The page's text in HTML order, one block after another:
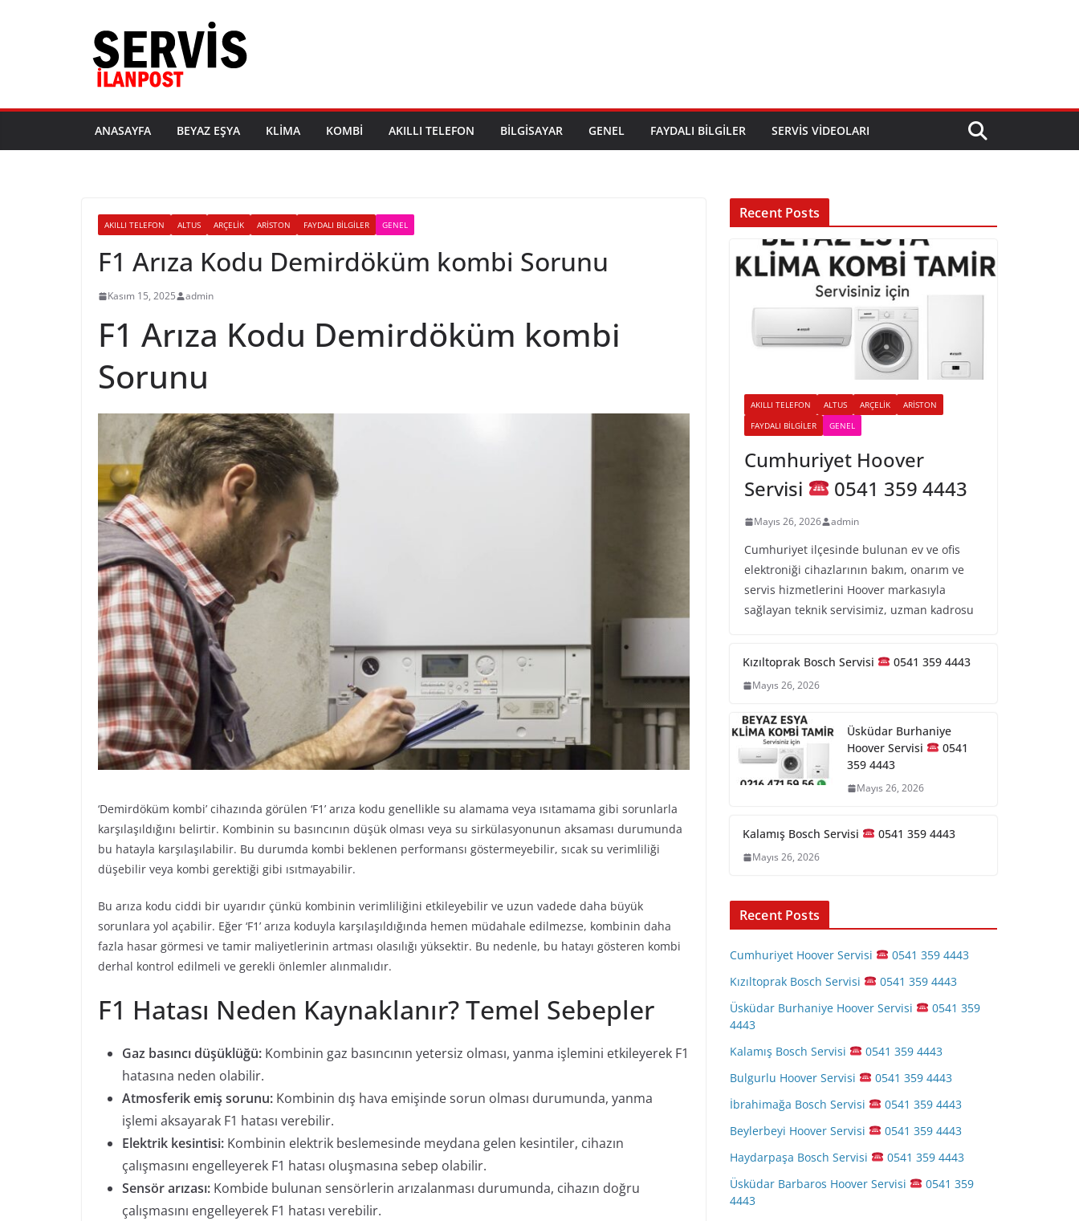
ANASAYFA BEYAZ EŞYA KLIMA KOMBI AKILLI TELEFON BILGISAYAR GENEL FAYDALI BILGILER SERVIS VIDEOLARI
AKILLI TELEFON ALTUS ARÇELIK ARISTON FAYDALI BILGILER GENEL
F1 Arıza Kodu Demirdöküm kombi Sorunu
Kasım 15, 2025 admin
F1 Arıza Kodu Demirdöküm kombi
Sorunu
‘Demirdöküm kombi’ cihazında görülen ‘F1’ arıza kodu genellikle su alamama veya ısıtamama gibi sorunlarla
karşılaşıldığını belirtir. Kombinin su basıncının düşük olması veya su sirkülasyonunun aksaması durumunda
bu hatayla karşılaşılabilir. Bu durumda kombi beklenen performansı göstermeyebilir, sıcak su verimliliği
düşebilir veya kombi gerektiği gibi ısıtmayabilir.
Bu arıza kodu ciddi bir uyarıdır çünkü kombinin verimliliğini etkileyebilir ve uzun vadede daha büyük
sorunlara yol açabilir. Eğer ‘F1’ arıza koduyla karşılaşıldığında hemen müdahale edilmezse, kombinin daha
fazla hasar görmesi ve tamir maliyetlerinin artması olasılığı yüksektir. Bu nedenle, bu hatayı gösteren kombi
derhal kontrol edilmeli ve gerekli önlemler alınmalıdır.
F1 Hatası Neden Kaynaklanır? Temel Sebepler
Gaz basıncı düşüklüğü: Kombinin gaz basıncının yetersiz olması, yanma işlemini etkileyerek F1
hatasına neden olabilir.
Atmosferik emiş sorunu: Kombinin dış hava emişinde sorun olması durumunda, yanma
işlemi aksayarak F1 hatası verebilir.
Elektrik kesintisi: Kombinin elektrik beslemesinde meydana gelen kesintiler, cihazın
çalışmasını engelleyerek F1 hatası oluşmasına sebep olabilir.
Sensör arızası: Kombide bulunan sensörlerin arızalanması durumunda, cihazın doğru
çalışmasını engelleyerek F1 hatası verebilir.
Recent Posts
AKILLI TELEFON ALTUS ARÇELIK
ARISTON
FAYDALI BILGILER
GENEL
Cumhuriyet Hoover
Servisi
0541 359 4443
Mayıs 26, 2026 admin
Cumhuriyet ilçesinde bulunan ev ve ofis
elektroniği cihazlarının bakım, onarım ve
servis hizmetlerini Hoover markasıyla
sağlayan teknik servisimiz, uzman kadrosu
Kızıltoprak Bosch Servisi 0541 359 4443
Mayıs 26, 2026
Üsküdar Burhaniye
Hoover Servisi
0541
359 4443
Mayıs 26, 2026
Kalamış Bosch Servisi 0541 359 4443
Mayıs 26, 2026
Recent Posts
Cumhuriyet Hoover Servisi
0541 359 4443
Kızıltoprak Bosch Servisi
0541 359 4443
Üsküdar Burhaniye Hoover Servisi
0541 359
4443
Kalamış Bosch Servisi
0541 359 4443
Bulgurlu Hoover Servisi
0541 359 4443
İbrahimağa Bosch Servisi
0541 359 4443
Beylerbeyi Hoover Servisi
0541 359 4443
Haydarpaşa Bosch Servisi
0541 359 4443
Üsküdar Barbaros Hoover Servisi
0541 359
4443